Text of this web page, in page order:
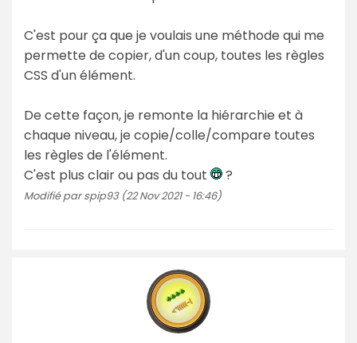
C'est pour ça que je voulais une méthode qui me
permette de copier, d'un coup, toutes les règles
CSS d'un élément.
De cette façon, je remonte la hiérarchie et à
chaque niveau, je copie/colle/compare toutes
les règles de l'élément.
C'est plus clair ou pas du tout
?
Modifié par spip93 (22 Nov 2021 - 16:46)